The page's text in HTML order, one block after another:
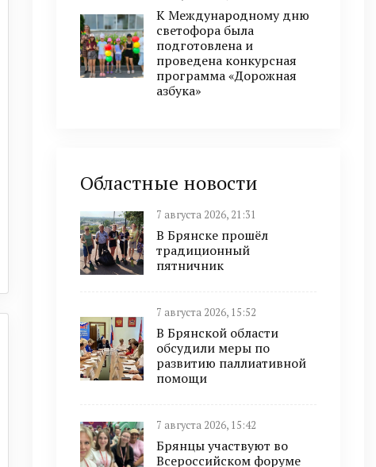
К Международному дню
светофора была
подготовлена и
проведена конкурсная
программа «Дорожная
азбука»
Областные новости
7 августа 2026, 21:31
В Брянске прошёл
традиционный
пятничник
7 августа 2026, 15:52
В Брянской области
обсудили меры по
развитию паллиативной
помощи
7 августа 2026, 15:42
Брянцы участвуют во
Всероссийском форуме